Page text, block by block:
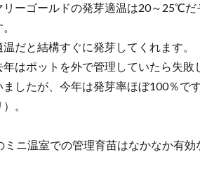
リーゴールドの発芽適温は20～25℃だ
温だと結構すぐに発芽してくれます。
年はポットを外で管理していたら失敗
ましたが、今年は発芽率ほぼ100％で
）。
ニ温室での管理育苗はなかなか有効